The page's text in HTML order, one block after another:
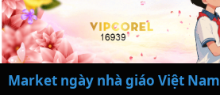
Market ngày nhà giáo Việt